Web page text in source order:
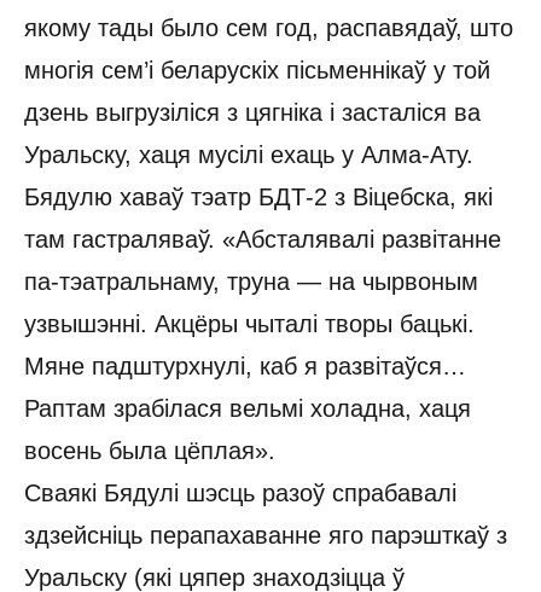
якому тады было сем год, распавядаў, што
многія сем’і беларускіх пісьменнікаў у той
дзень выгрузіліся з цягніка і засталіся ва
Уральску, хаця мусілі ехаць у Алма-Ату.
Бядулю хаваў тэатр БДТ-2 з Віцебска, які
там гастраляваў. «Абсталявалі развітанне
па-тэатральнаму, труна — на чырвоным
узвышэнні. Акцёры чыталі творы бацькі.
Мяне падштурхнулі, каб я развітаўся…
Раптам зрабілася вельмі холадна, хаця
восень была цёплая».
Сваякі Бядулі шэсць разоў спрабавалі
здзейсніць перапахаванне яго парэшткаў з
Уральску (які цяпер знаходзіцца ў